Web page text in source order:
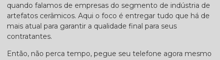
quando falamos de empresas do segmento de indústria de
artefatos cerâmicos. Aqui o foco é entregar tudo que há de
mais atual para garantir a qualidade final para seus
contratantes.
Então, não perca tempo, pegue seu telefone agora mesmo